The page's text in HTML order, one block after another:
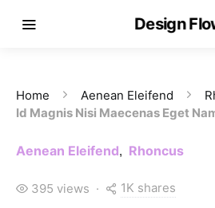
Design
Home Aenean Eleifend
Id Magnis Nisi Maecenas Eget
Aenean Eleifend Rhoncus
395 views 1K shares